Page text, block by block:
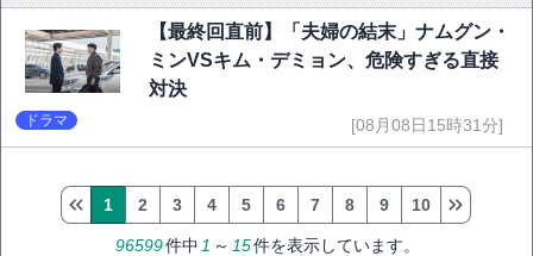
【最終回直前】「夫婦の結末」ナムグン・
ミンVSキム・デミョン、危険すぎる直接
対決
ドラマ [08月08日15時31分]
96599件中 1 ～ 15件を表示しています。
1 2 3 4 5 6 7 8 9 10